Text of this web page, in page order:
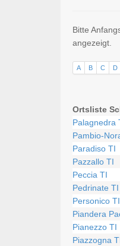
Bitte
angezeigt.
A B C D
Ortsliste
Palagnedra
Pambio-
Paradiso TI
Pazzallo TI
Peccia TI
Pedrinate TI
Personico TI
Piandera
Pianezzo TI
Piazzogna